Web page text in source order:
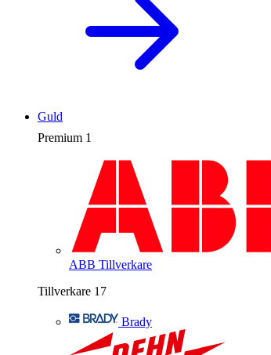
Premium 1
ABB Tillverkare
Tillverkare 17
Brady
Guld